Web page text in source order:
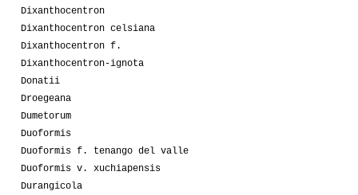
Dixanthocentron
Dixanthocentron celsiana
Dixanthocentron f.
Dixanthocentron-ignota
Donatii
Droegeana
Dumetorum
Duoformis
Duoformis f. tenango del valle
Duoformis v. xuchiapensis
Durangicola